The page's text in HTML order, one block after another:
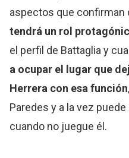
aspectos que confirman
tendrá un rol
el perfil de Battaglia y
a ocupar el lugar que
Herrera con esa función
Paredes y a la vez
cuando no juegue él.